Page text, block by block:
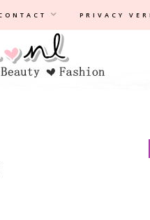
PRIVACY
Disclaimer